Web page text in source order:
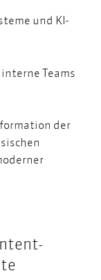
und KI-
Teams
der